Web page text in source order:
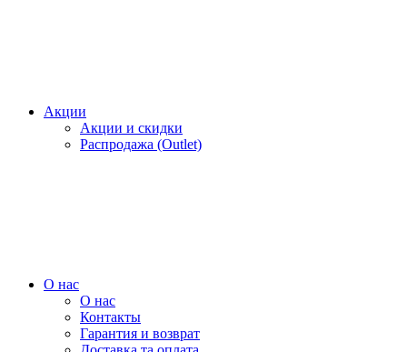
Акции
Акции и скидки
Распродажа (Outlet)
О нас
О нас
Контакты
Гарантия и возврат